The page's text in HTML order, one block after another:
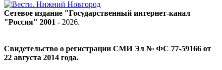
Сетевое издание "Государственный интернет-канал
"Россия" 2001 - 2026.
Свидетельство о регистрации СМИ Эл № ФС 77-59166 от
22 августа 2014 года.